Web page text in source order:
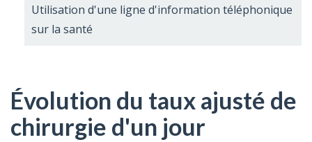
Utilisation d'une ligne d'information téléphonique
sur la santé
Évolution du taux ajusté de
chirurgie d'un jour